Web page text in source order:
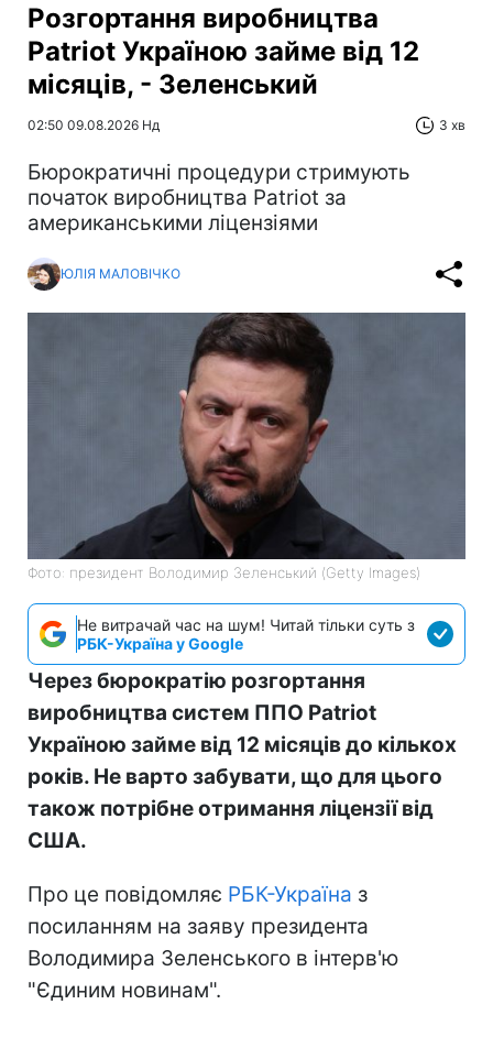
Розгортання виробництва
Patriot Україною займе від 12
місяців, - Зеленський
02:50 09.08.2026 Нд 3 хв
Бюрократичні процедури стримують
початок виробництва Patriot за
американськими ліцензіями
ЮЛІЯ МАЛОВІЧКО
Фото: президент Володимир Зеленський (Getty Images)
Не витрачай час на шум! Читай тільки суть з
РБК-Україна у Google
Через бюрократію розгортання
виробництва систем ППО Patriot
Україною займе від 12 місяців до кількох
років. Не варто забувати, що для цього
також потрібне отримання ліцензії від
США.
Про це повідомляє РБК-Україна з
посиланням на заяву президента
Володимира Зеленського в інтерв'ю
"Єдиним новинам".